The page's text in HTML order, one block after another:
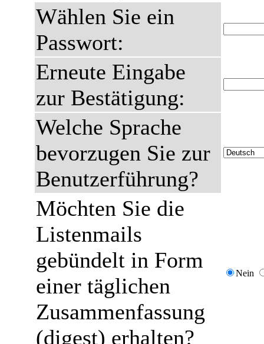
Wählen Sie ein
Passwort:
Erneute Eingabe
zur Bestätigung:
Welche Sprache
bevorzugen Sie zur
Benutzerführung?
Möchten Sie die
Listenmails
gebündelt in Form
einer täglichen
Zusammenfassung
(digest) erhalten?
Nein